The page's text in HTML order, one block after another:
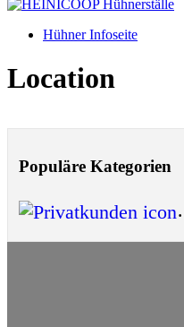
Hühner Infoseite
Location
Populäre Kategorien